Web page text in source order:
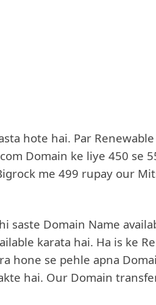
hote hai. Par
Domain ke liye 450 se
me 499 rupay our
saste Domain Name
karata hai. Ha is ke
hone se pehle apna
hai. Our Domain